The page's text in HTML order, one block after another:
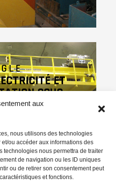
aux
nous utilisons des technologies
ou accéder aux informations des
technologies nous permettra de traiter
de navigation ou les ID uniques
ou de retirer son consentement peut
et fonctions.
ET
SOUS
Cadillac,
/Mécanique